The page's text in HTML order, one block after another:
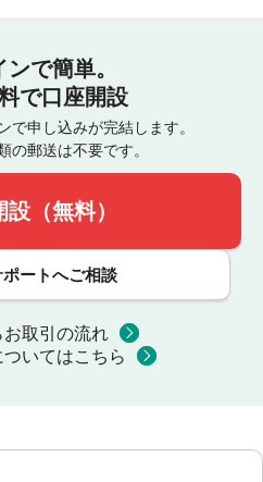
で簡単。
で口座開設
で申し込みが完結します。
の郵送は不要です。
（無料）
ートへご相談
取引の流れ
いてはこちら